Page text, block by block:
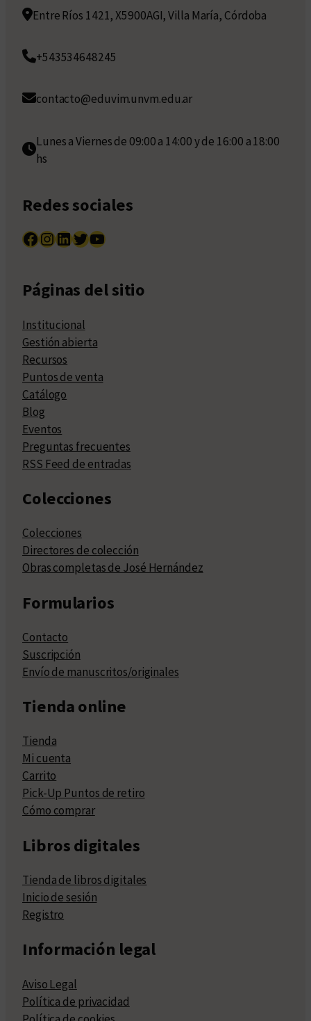
Entre Ríos 1421, X5900AGI, Villa María, Córdoba
+543534648245
contacto@eduvim.unvm.edu.ar
Lunes a Viernes de 09:00 a 14:00 y de 16:00 a 18:00
hs
Redes sociales
Facebook InstagramLinkedIn Twitter YouTube
Páginas del sitio
Institucional
Gestión abierta
Recursos
Puntos de venta
Catálogo
Blog
Eventos
Preguntas frecuentes
RSS Feed de entradas
Colecciones
Colecciones
Directores de colección
Obras completas de José Hernández
Formularios
Contacto
Suscripción
Envío de manuscritos/originales
Tienda online
Tienda
Mi cuenta
Carrito
Pick-Up Puntos de retiro
Cómo comprar
Libros digitales
Tienda de libros digitales
Inicio de sesión
Registro
Información legal
Aviso Legal
Política de privacidad